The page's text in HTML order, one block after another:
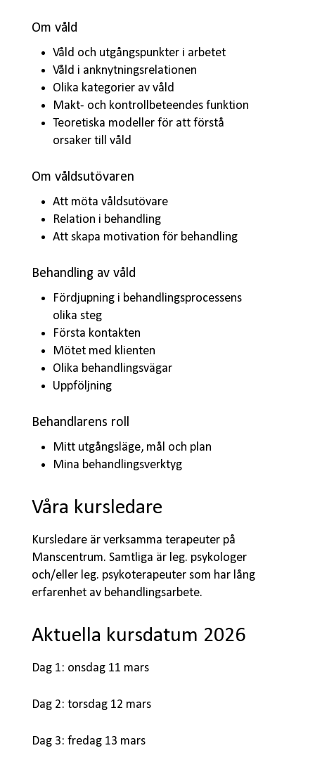
Om våld
Våld och utgångspunkter i arbetet
Våld i anknytningsrelationen
Olika kategorier av våld
Makt- och kontrollbeteendes funktion
Teoretiska modeller för att förstå
orsaker till våld
Om våldsutövaren
Att möta våldsutövare
Relation i behandling
Att skapa motivation för behandling
Behandling av våld
Fördjupning i behandlingsprocessens
olika steg
Första kontakten
Mötet med klienten
Olika behandlingsvägar
Uppföljning
Behandlarens roll
Mitt utgångsläge, mål och plan
Mina behandlingsverktyg
Våra kursledare
Kursledare är verksamma terapeuter på
Manscentrum. Samtliga är leg. psykologer
och/eller leg. psykoterapeuter som har lång
erfarenhet av behandlingsarbete.
Aktuella kursdatum 2026
Dag 1: onsdag 11 mars
Dag 2: torsdag 12 mars
Dag 3: fredag 13 mars